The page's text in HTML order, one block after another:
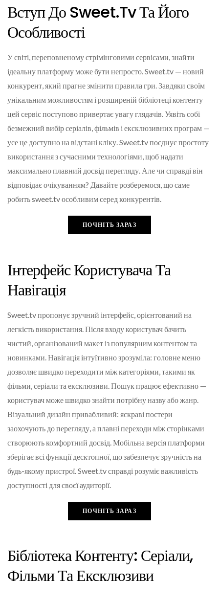
Вступ До Sweet.tv Та Його
Особливості
У світі, переповненому стрімінговими сервісами, знайти
ідеальну платформу може бути непросто. Sweet.tv — новий
конкурент, який прагне змінити правила гри. Завдяки своїм
унікальним можливостям і розширеній бібліотеці контенту
цей сервіс поступово привертає увагу глядачів. Уявіть собі
безмежний вибір серіалів, фільмів і ексклюзивних програм —
усе це доступно на відстані кліку. Sweet.tv поєднує простоту
використання з сучасними технологіями, щоб надати
максимально плавний досвід перегляду. Але чи справді він
відповідає очікуванням? Давайте розберемося, що саме
робить sweet.tv особливим серед конкурентів.
ПОЧНІТЬ ЗАРАЗ
Інтерфейс Користувача Та
Навігація
Sweet.tv пропонує зручний інтерфейс, орієнтований на
легкість використання. Після входу користувач бачить
чистий, організований макет із популярним контентом та
новинками. Навігація інтуїтивно зрозуміла: головне меню
дозволяє швидко переходити між категоріями, такими як
фільми, серіали та ексклюзиви. Пошук працює ефективно —
користувач може швидко знайти потрібну назву або жанр.
Візуальний дизайн привабливий: яскраві постери
заохочують до перегляду, а плавні переходи між сторінками
створюють комфортний досвід. Мобільна версія платформи
зберігає всі функції десктопної, що забезпечує зручність на
будь-якому пристрої. Sweet.tv справді розуміє важливість
доступності для своєї аудиторії.
ПОЧНІТЬ ЗАРАЗ
Бібліотека Контенту: Серіали,
Фільми Та Ексклюзиви